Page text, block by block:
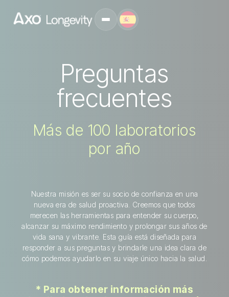
Preguntas
frecuentes
Más de 100 laboratorios
por año
Nuestra misión es ser su socio de confianza en una
nueva era de salud proactiva. Creemos que todos
merecen las herramientas para entender su cuerpo,
alcanzar su máximo rendimiento y prolongar sus años de
vida sana y vibrante. Esta guía está diseñada para
responder a sus preguntas y brindarle una idea clara de
cómo podemos ayudarlo en su viaje único hacia la salud.
* Para obtener información más